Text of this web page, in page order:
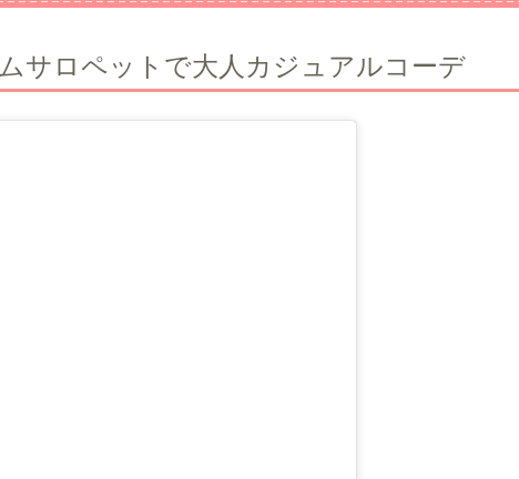
サロペットで大人カジュアルコーデ